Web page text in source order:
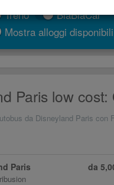
Treno
BlaBlaCar
Mostra alloggi
Paris low cost:
da Disneyland Paris con
Paris da